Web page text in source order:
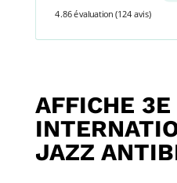
4.86 évaluation (124 avis)
AFFICHE
JAZZ